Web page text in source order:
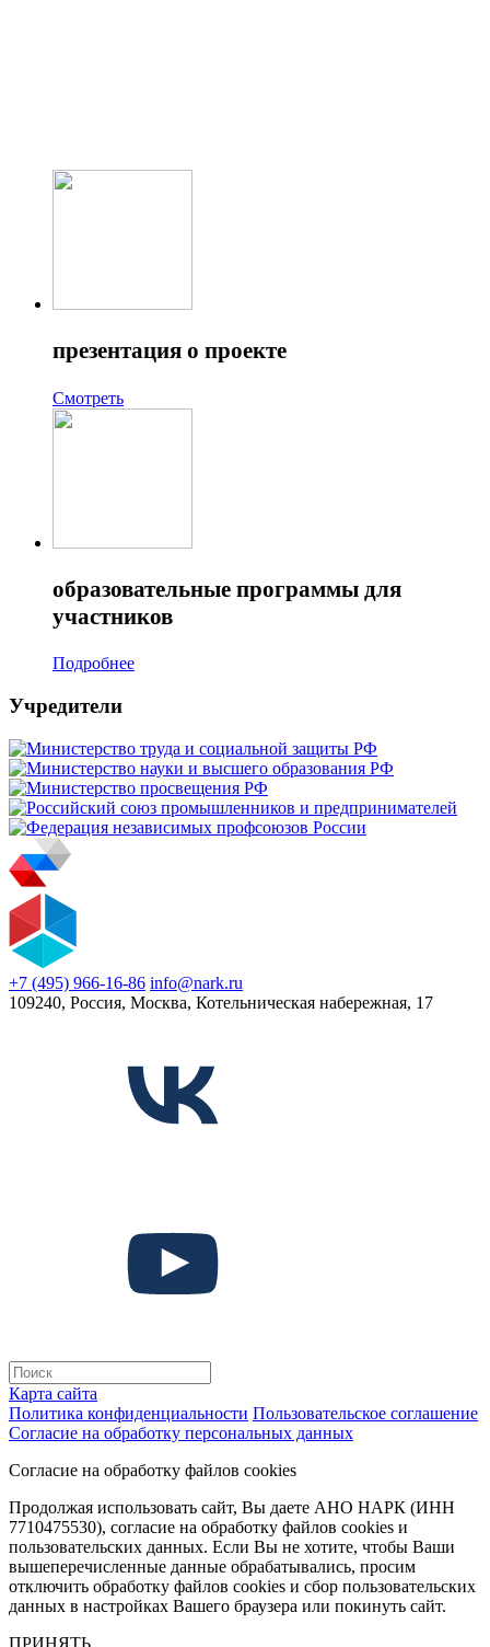
презентация о проекте
Смотреть
образовательные программы для
участников
Подробнее
Учредители
+7 (495) 966-16-86 info@nark.ru
109240, Россия, Москва, Котельническая набережная, 17
Карта сайта
Политика конфиденциальности Пользовательское соглашение
Согласие на обработку персональных данных
Согласие на обработку файлов cookies
Продолжая использовать сайт, Вы даете АНО НАРК (ИНН
7710475530), согласие на обработку файлов cookies и
пользовательских данных. Если Вы не хотите, чтобы Ваши
вышеперечисленные данные обрабатывались, просим
отключить обработку файлов cookies и сбор пользовательских
данных в настройках Вашего браузера или покинуть сайт.
ПРИНЯТЬ